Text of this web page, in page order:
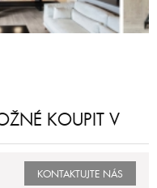
KOUPIT V
KONTAKTUJTE NÁS